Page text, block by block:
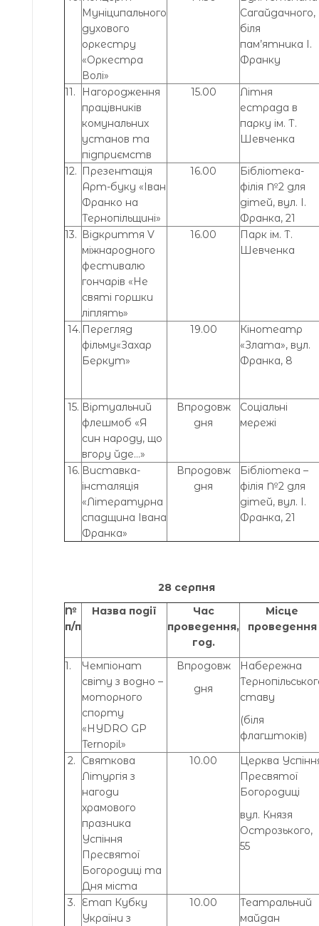
Муніципального
духового
оркестру
«Оркестра
Волі»
Сагайдачного,
біля
пам’ятника І.
Франку
11.
Нагородження
працівників
комунальних
установ та
підприємств
15.00
Літня
естрада в
парку ім. Т.
Шевченка
12. Презентація
Арт-буку «Іван
Франко на
Тернопільщині»
16.00
Бібліотека-
філія №2 для
дітей, вул. І.
Франка, 21
13. Відкриття V
міжнародного
фестивалю
гончарів «Не
святі горшки
ліплять»
16.00
Парк ім. Т.
Шевченка
14. Перегляд
фільму«Захар
Беркут»
19.00
Кінотеатр
«Злата», вул.
Франка, 8
15. Віртуальний
флешмоб «Я
син народу, що
вгору йде…»
Впродовж
дня
Соціальні
мережі
16. Виставка-
інсталяція
«Літературна
спадщина Івана
Франка»
Впродовж
дня
Бібліотека –
філія №2 для
дітей, вул. І.
Франка, 21
28 серпня
№
п/п
Назва події
Час
проведення,
год.
Місце
проведення
1.
Чемпіонат
світу з водно –
моторного
спорту
«HYDRO GP
Ternopil»
Впродовж
дня
Набережна
ставу
(біля
флагштоків)
2.
Святкова
Літургія з
нагоди
храмового
празника
Успіння
Пресвятої
Богородиці та
Дня міста
10.00
Церква
Пресвятої
Богородиці
вул. Князя
Острозького,
55
3.
Етап Кубку
України з
10.00
Театральний
майдан